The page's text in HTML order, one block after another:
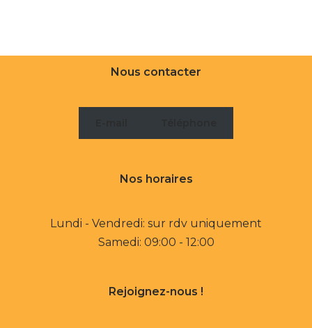
Nous contacter
Nos horaires
Lundi - Vendredi: sur rdv uniquement
Samedi: 09:00 - 12:00
Rejoignez-nous !